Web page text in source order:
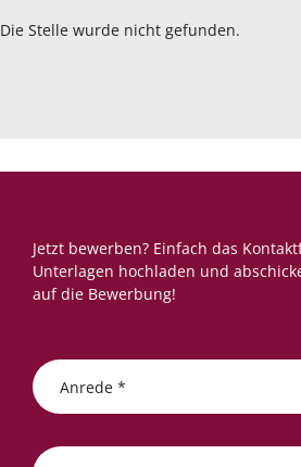
Jetzt bewerben? Einfach das
Unterlagen hochladen und
auf die Bewerbung!
Anrede *
Die Stelle wurde nicht gefunden.